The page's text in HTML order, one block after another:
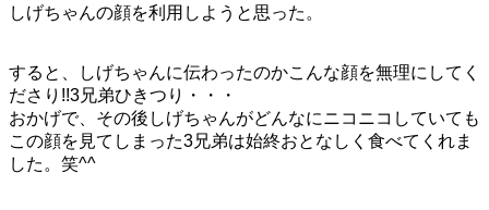
しげちゃんの顔を利用しようと思った。
すると、しげちゃんに伝わったのかこんな顔を無理にしてく
ださり!!3兄弟ひきつり・・・
おかげで、その後しげちゃんがどんなにニコニコしていても
この顔を見てしまった3兄弟は始終おとなしく食べてくれま
した。笑^^